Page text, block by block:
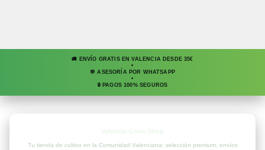
🚚 ENVÍO GRATIS EN VALENCIA DESDE 35€
•
💬 ASESORÍA POR WHATSAPP
•
🔒 PAGOS 100% SEGUROS
Tu tienda de cultivo en la Comunidad Valenciana: selección premium, envíos